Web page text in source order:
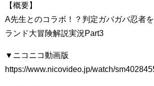
【概要】
A先生とのコラボ！？判定ガバガバ忍者
ランド大冒険解説実況Part3
▼ニコニコ動画版
https://www.nicovideo.jp/watch/